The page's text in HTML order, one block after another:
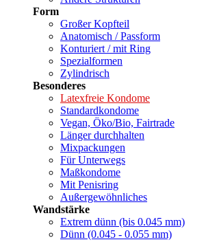
Form
Großer Kopfteil
Anatomisch / Passform
Konturiert / mit Ring
Spezialformen
Zylindrisch
Besonderes
Latexfreie Kondome
Standardkondome
Vegan, Öko/Bio, Fairtrade
Länger durchhalten
Mixpackungen
Für Unterwegs
Maßkondome
Mit Penisring
Außergewöhnliches
Wandstärke
Extrem dünn (bis 0.045 mm)
Dünn (0.045 - 0.055 mm)